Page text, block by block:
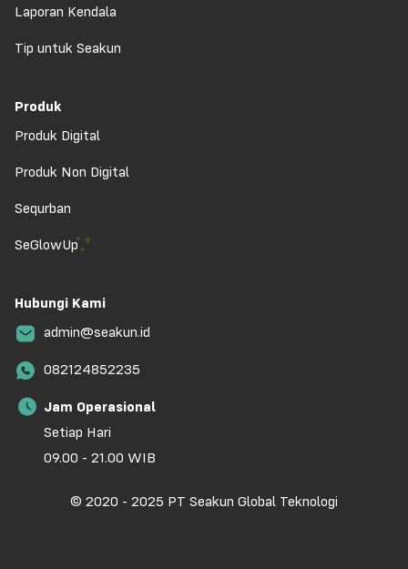
Laporan Kendala
Tip untuk Seakun
Produk
Produk Digital
Produk Non Digital
Sequrban
SeGlowUp
Hubungi Kami
admin@seakun.id
082124852235
Jam Operasional
Setiap Hari
09.00 - 21.00 WIB
© 2020 - 2025 PT Seakun Global Teknologi